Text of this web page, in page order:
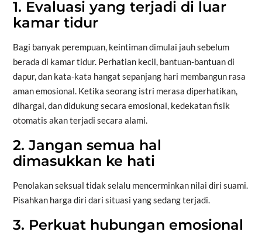
1. Evaluasi yang terjadi di luar
kamar tidur
Bagi banyak perempuan, keintiman dimulai jauh sebelum
berada di kamar tidur. Perhatian kecil, bantuan-bantuan di
dapur, dan kata-kata hangat sepanjang hari membangun rasa
aman emosional. Ketika seorang istri merasa diperhatikan,
dihargai, dan didukung secara emosional, kedekatan fisik
otomatis akan terjadi secara alami.
2. Jangan semua hal
dimasukkan ke hati
Penolakan seksual tidak selalu mencerminkan nilai diri suami.
Pisahkan harga diri dari situasi yang sedang terjadi.
3. Perkuat hubungan emosional